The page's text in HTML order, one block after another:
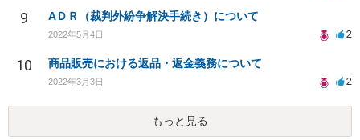
9 AＤＲ（裁判外紛争解決手続き）について
2022年5月4日 2
10 商品販売における返品・返金義務について
2022年3月3日 2
もっと見る